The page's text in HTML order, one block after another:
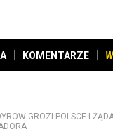
KOMENTARZE
GROZI POLSCE I